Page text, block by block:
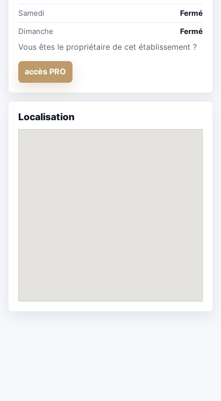
Samedi
Fermé
Dimanche
Fermé
Vous êtes le propriétaire de cet établissement ?
accès PRO
Localisation